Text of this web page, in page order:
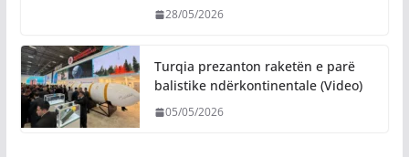
28/05/2026
Turqia prezanton raketën e parë
balistike ndërkontinentale (Video)
05/05/2026